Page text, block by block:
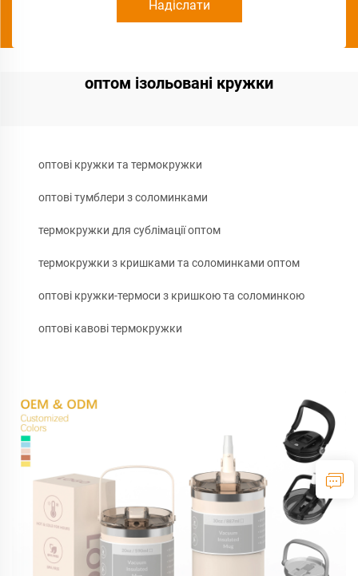
Надіслати
оптом ізольовані кружки
оптові кружки та термокружки
оптові тумблери з соломинками
термокружки для сублімації оптом
термокружки з кришками та соломинками оптом
оптові кружки-термоси з кришкою та соломинкою
оптові кавові термокружки